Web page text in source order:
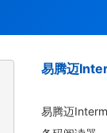
易腾迈
易腾迈